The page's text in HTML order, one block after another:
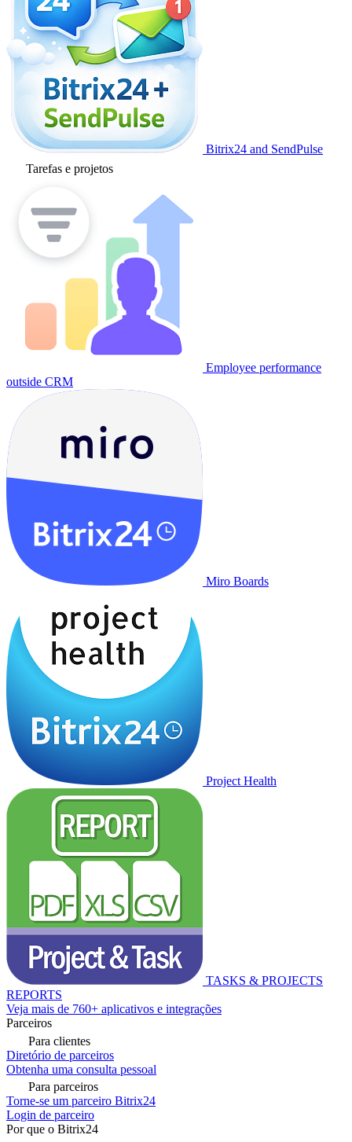
Bitrix24 and SendPulse
Tarefas e projetos
Employee performance
outside CRM
Miro Boards
Project Health
TASKS & PROJECTS
REPORTS
Veja mais de 760+ aplicativos e integrações
Parceiros
Para clientes
Diretório de parceiros
Obtenha uma consulta pessoal
Para parceiros
Torne-se um parceiro Bitrix24
Login de parceiro
Por que o Bitrix24